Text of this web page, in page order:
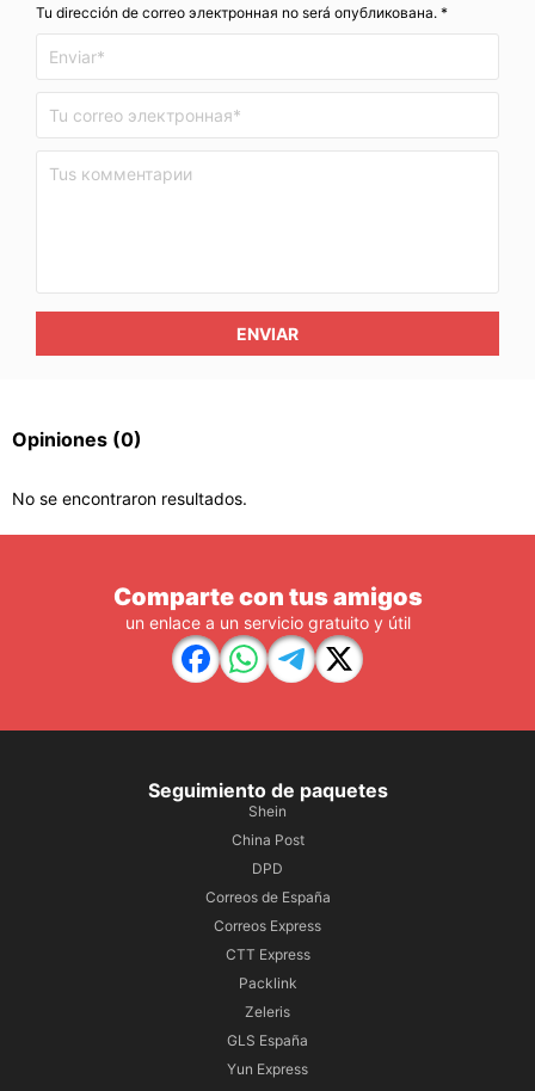
Tu dirección de correo электронная no será опубликована. *
ENVIAR
Opiniones (0)
No se encontraron resultados.
Comparte con tus amigos
un enlace a un servicio gratuito y útil
Seguimiento de paquetes
Shein
China Post
DPD
Correos de España
Correos Express
CTT Express
Packlink
Zeleris
GLS España
Yun Express